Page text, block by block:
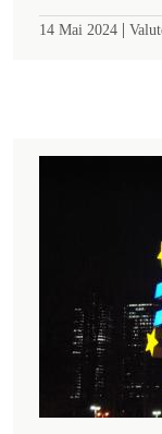
14 Mai 2024 |